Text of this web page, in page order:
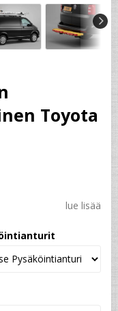
Toyota
lue lisää